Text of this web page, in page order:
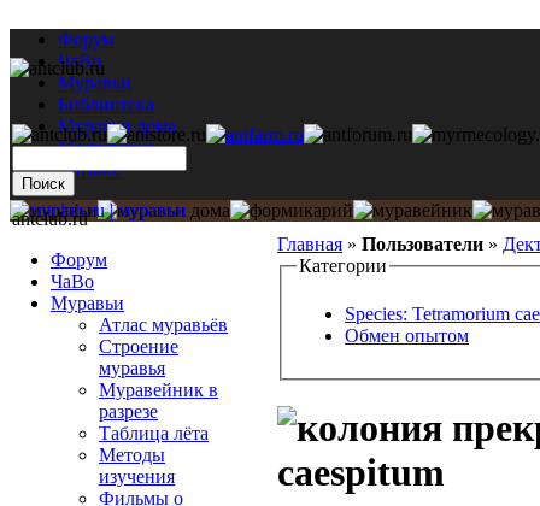
Форум
ЧаВо
Муравьи
Библиотека
Муравьи дома
Мастерская
Каталог
Главная » Пользователи »
Категории
Species: Tetramorium
Обмен опытом
caespitum
antclub.ru
Форум
ЧаВо
Муравьи
Атлас муравьёв
Строение
муравья
Муравейник в
разрезе
Таблица лёта
Методы
изучения
Фильмы о